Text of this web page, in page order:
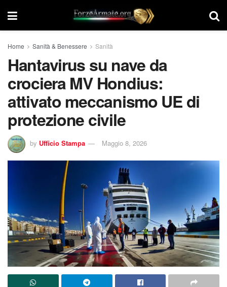
Home Sanità & Benessere Sanità
Hantavirus su nave da
crociera MV Hondius:
attivato meccanismo UE di
protezione civile
by Ufficio Stampa Maggio 8, 2026